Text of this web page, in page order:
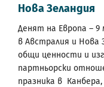
Нова Зеландия
Денят на Европа –
в Австралия и Нова
общи ценности и
партньорски
празника в